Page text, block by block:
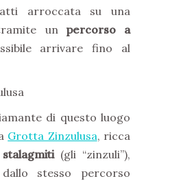
arroccata su una
un percorso a
arrivare fino al
di questo luogo
Grotta Zinzulusa, ricca
(gli “zinzuli”),
dallo stesso percorso